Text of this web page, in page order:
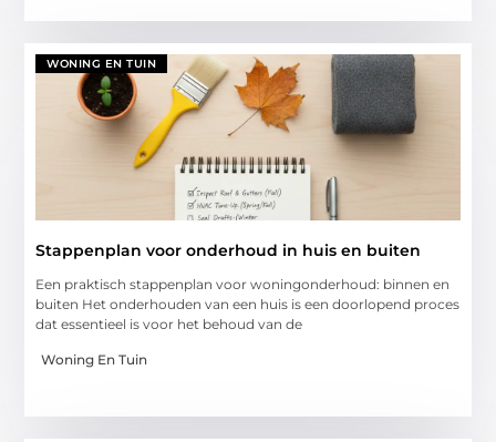
WONING EN TUIN
Stappenplan voor onderhoud in huis en buiten
Een praktisch stappenplan voor woningonderhoud: binnen en
buiten Het onderhouden van een huis is een doorlopend proces
dat essentieel is voor het behoud van de
Woning En Tuin